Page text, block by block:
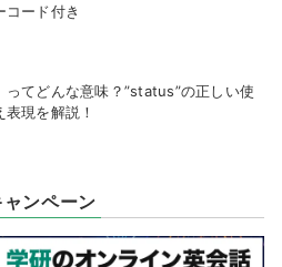
コード付き
ってどんな意味？”status”の正しい使
現を解説！
ンペーン